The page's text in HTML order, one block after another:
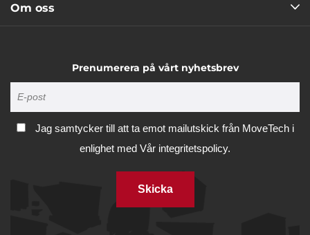
Om oss
Prenumerera på vårt nyhetsbrev
Jag samtycker till att ta emot mailutskick från MoveTech i
enlighet med Vår integritetspolicy.
Skicka